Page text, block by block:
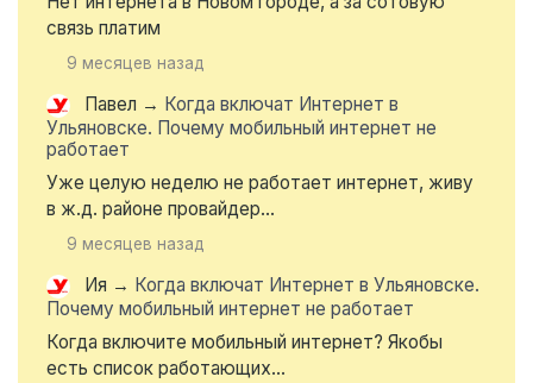
связь платим
9 месяцев назад
Павел → Когда включат Интернет в
Ульяновске. Почему мобильный интернет не
работает
Уже целую неделю не работает интернет, живу
в ж.д. районе провайдер...
9 месяцев назад
Ия → Когда включат Интернет в Ульяновске.
Почему мобильный интернет не работает
Когда включите мобильный интернет? Якобы
есть список работающих...